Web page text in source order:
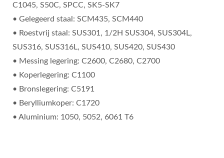
C1045, S50C, SPCC, SK5-SK7
• Gelegeerd staal: SCM435, SCM440
• Roestvrij staal: SUS301, 1/2H SUS304, SUS304L,
SUS316, SUS316L, SUS410, SUS420, SUS430
• Messing legering: C2600, C2680, C2700
• Koperlegering: C1100
• Bronslegering: C5191
• Berylliumkoper: C1720
• Aluminium: 1050, 5052, 6061 T6